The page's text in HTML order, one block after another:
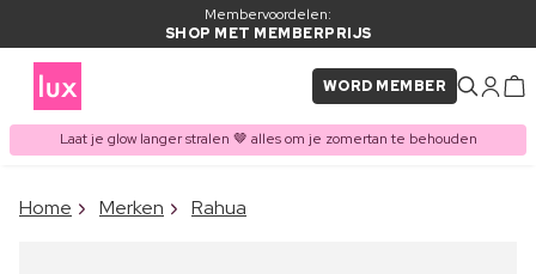
Membervoordelen:
SHOP MET MEMBERPRIJS
WORD MEMBER
Laat je glow langer stralen 🤎 alles om je zomertan te behouden
ITEM TOEGEVOEGD AAN
Home Merken Rahua